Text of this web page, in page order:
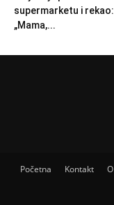
supermarketu i rekao:
„Mama,...
Početna Kontakt